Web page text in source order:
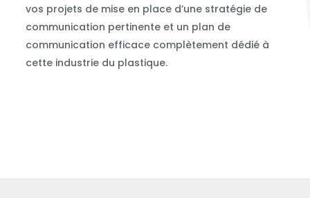
vos projets de mise en place d’une stratégie de
communication pertinente et un plan de
communication efficace complètement dédié à
cette industrie du plastique.